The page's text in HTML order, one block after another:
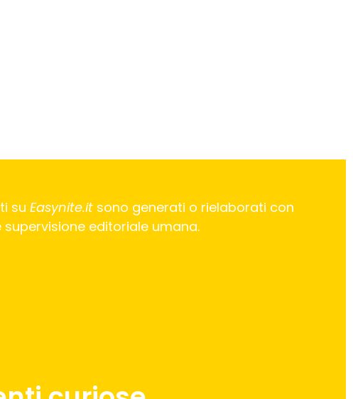
su Easynite.itsono generati o rielaborati con
editoriale umana.